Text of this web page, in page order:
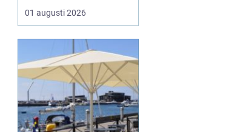
syns inte bara på
tallriken som fisk och
hudvård, kosttillskott,
textilier och till och med
som byggmaterial. När
fler vill leva mer hållbart
hamnar havet...
01 augusti 2026